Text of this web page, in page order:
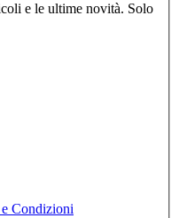
e le ultime novità. Solo
Condizioni